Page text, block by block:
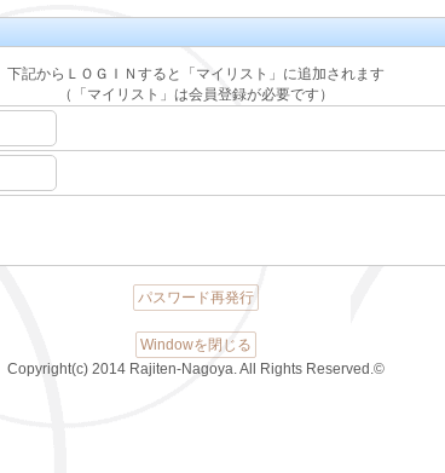
下記からＬＯＧＩＮすると「マイリスト」に追加されます
（「マイリスト」は会員登録が必要です）
パスワード再発行
Windowを閉じる
Copyright(c) 2014 Rajiten-Nagoya. All Rights Reserved.©